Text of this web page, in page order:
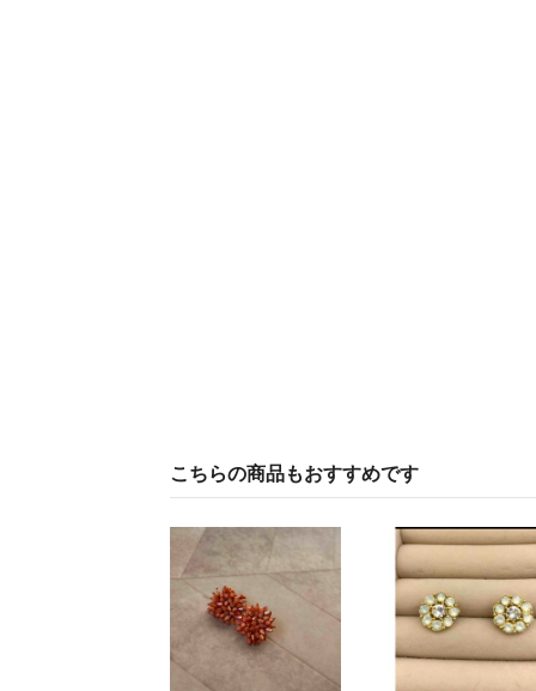
こちらの商品もおすすめです